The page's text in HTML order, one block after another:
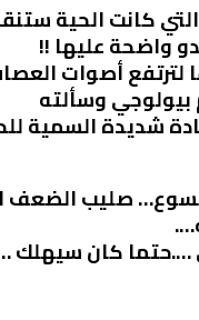
كانت الحية
واضحة عليها !!
أصوات
بيولوجي وسألته
شديدة السمية
صليب الضعف
كان سيهلك